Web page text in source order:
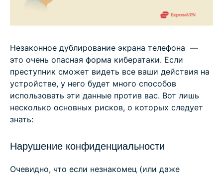
Незаконное дублирование экрана телефона —
это очень опасная форма кибератаки. Если
преступник сможет видеть все ваши действия на
устройстве, у него будет много способов
использовать эти данные против вас. Вот лишь
несколько основных рисков, о которых следует
знать:
Нарушение конфиденциальности
Очевидно, что если незнакомец (или даже